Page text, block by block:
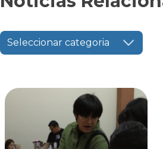
Seleccionar categoria